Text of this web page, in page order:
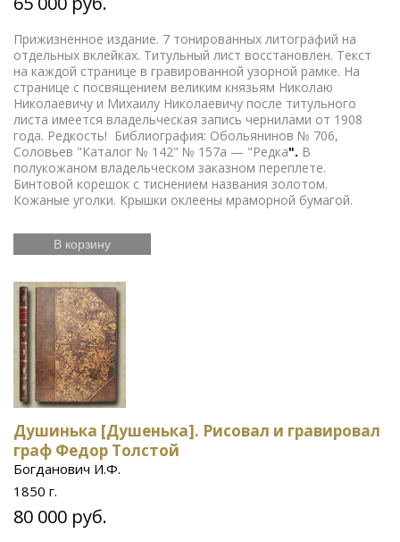
Прижизненное издание. 7 тонированных литографий на
отдельных вклейках. Титульный лист восстановлен. Текст
на каждой странице в гравированной узорной рамке. На
странице с посвящением великим князьям Николаю
Николаевичу и Михаилу Николаевичу после титульного
листа имеется владельческая запись чернилами от 1908
года. Редкость! Библиография: Обольянинов № 706,
Соловьев "Каталог № 142" № 157а — "Редка". В
полукожаном владельческом заказном переплете.
Бинтовой корешок с тиснением названия золотом.
Кожаные уголки. Крышки оклеены мраморной бумагой.
В корзину
Душинька [Душенька]. Рисовал и гравировал
граф Федор Толстой
Богданович И.Ф.
1850 г.
80 000 руб.